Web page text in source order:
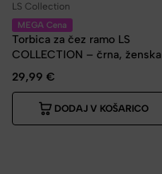
LS Collection
MEGA Cena
Torbica za čez ramo LS
COLLECTION – črna, ženska
29,99 €
DODAJ V KOŠARICO